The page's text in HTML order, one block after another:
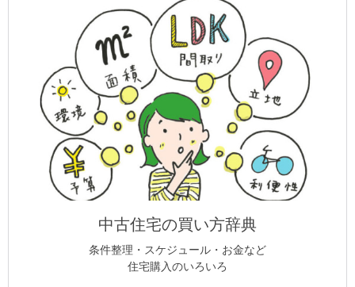
中古住宅の買い方辞典
条件整理・スケジュール・お金など
住宅購入のいろいろ